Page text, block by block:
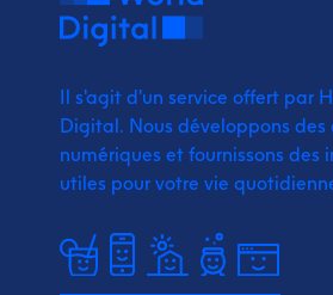
Il s'agit d'un service offert par
Digital. Nous développons des
numériques et fournissons des
utiles pour votre vie